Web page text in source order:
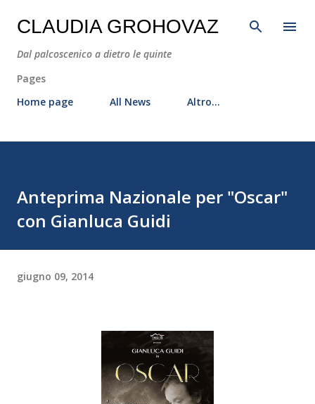
Passa ai contenuti principali
CLAUDIA GROHOVAZ
Dal palcoscenico a dietro le quinte
Pages
Home page
All News Altro…
Anteprima Nazionale per "Oscar"
con Gianluca Guidi
giugno 09, 2014